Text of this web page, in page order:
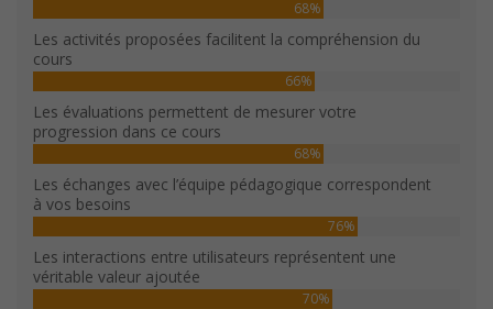
68%
Les activités proposées facilitent la compréhension du
cours
66%
Les évaluations permettent de mesurer votre
progression dans ce cours
68%
Les échanges avec l’équipe pédagogique correspondent
à vos besoins
76%
Les interactions entre utilisateurs représentent une
véritable valeur ajoutée
70%